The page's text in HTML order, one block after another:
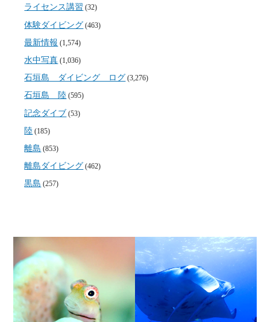
ライセンス講習 (32)
体験ダイビング (463)
最新情報 (1,574)
水中写真 (1,036)
石垣島 ダイビング ログ (3,276)
石垣島 陸 (595)
記念ダイブ (53)
陸 (185)
離島 (853)
離島ダイビング (462)
黒島 (257)